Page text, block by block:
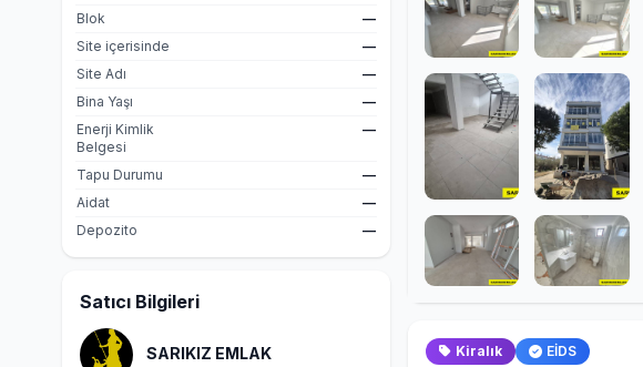
Blok
—
Site içerisinde
—
Site Adı
—
Bina Yaşı
—
Enerji Kimlik
Belgesi
—
Tapu Durumu
—
Aidat
—
Depozito
—
Satıcı Bilgileri
SARIKIZ EMLAK Kiralık EİDS